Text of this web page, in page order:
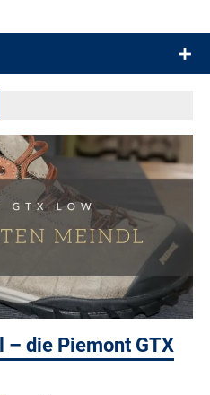
Ein Blog für alle, die gern
– die Piemont GTX